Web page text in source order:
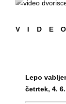
V I D E
Lepo
četrtek, 4.